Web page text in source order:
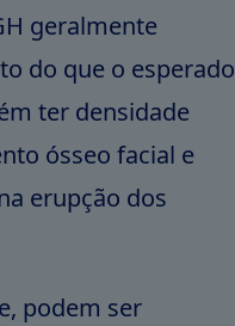
geralmente
do que o esperado
ter densidade
ósseo facial e
erupção dos
podem ser